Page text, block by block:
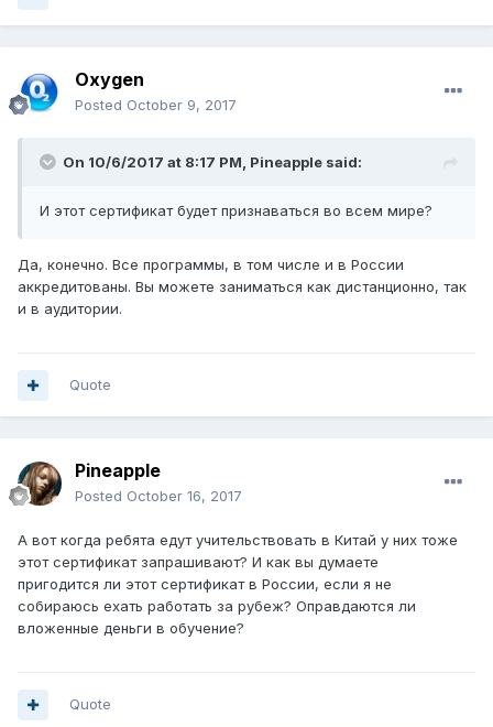
Oxygen
Posted October 9, 2017
On 10/6/2017 at 8:17 PM, Pineapple said:
И этот сертификат будет признаваться во всем мире?
Да, конечно. Все программы, в том числе и в России
аккредитованы. Вы можете заниматься как дистанционно, так
и в аудитории.
Quote
Pineapple
Posted October 16, 2017
А вот когда ребята едут учительствовать в Китай у них тоже
этот сертификат запрашивают? И как вы думаете
пригодится ли этот сертификат в России, если я не
собираюсь ехать работать за рубеж? Оправдаются ли
вложенные деньги в обучение?
Quote